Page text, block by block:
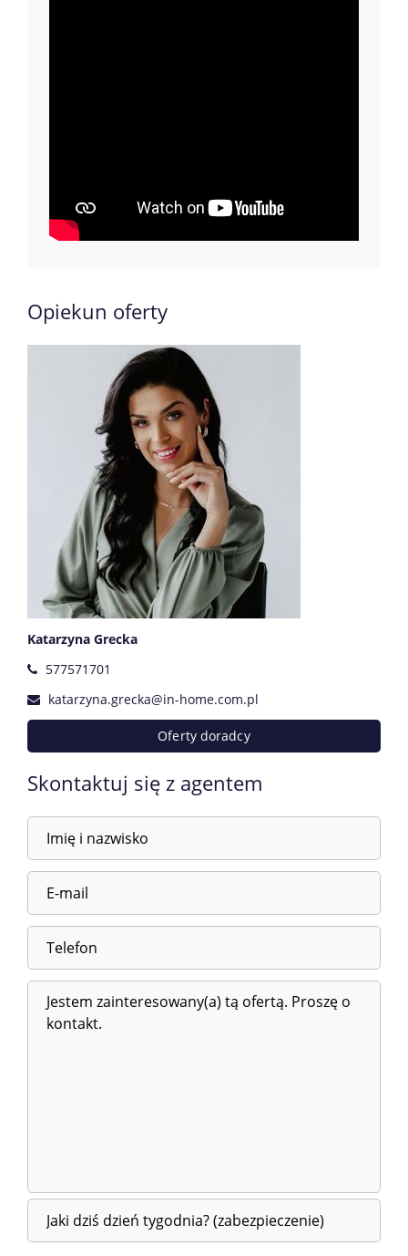
Opiekun oferty
Katarzyna Grecka
577571701
katarzyna.grecka@in-home.com.pl
Oferty doradcy
Skontaktuj się z agentem